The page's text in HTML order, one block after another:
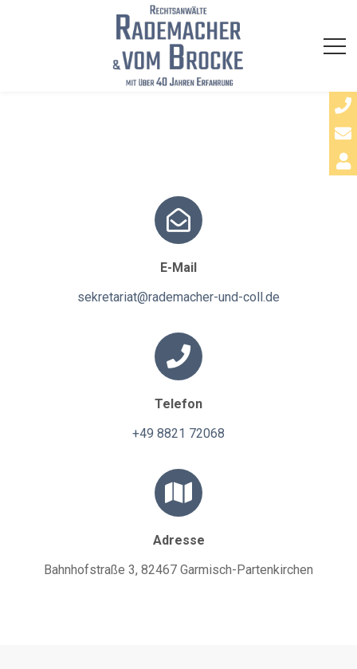
E-Mail
sekretariat@rademacher-und-coll.de
Telefon
+49 8821 72068
Adresse
Bahnhofstraße 3, 82467 Garmisch-Partenkirchen